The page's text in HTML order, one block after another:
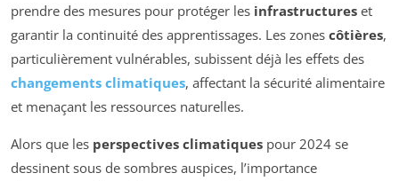
prendre des mesures pour protéger les infrastructures et
garantir la continuité des apprentissages. Les zones côtières,
particulièrement vulnérables, subissent déjà les effets des
changements climatiques, affectant la sécurité alimentaire
et menaçant les ressources naturelles.
Alors que les perspectives climatiques pour 2024 se
dessinent sous de sombres auspices, l’importance